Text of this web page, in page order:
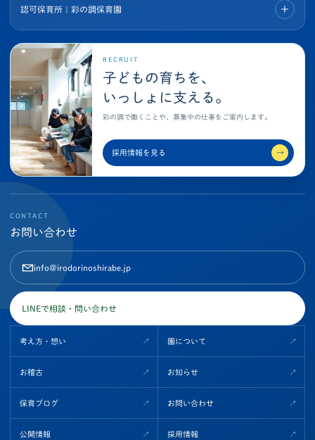
認可保育所｜彩の調保育園
RECRUIT
子どもの育ちを、
いっしょに支える。
彩の調で働くことや、募集中の仕事をご案内します。
採用情報を見る →
CONTACT
お問い合わせ
info@irodorinoshirabe.jp
LINEで相談・問い合わせ
考え方・想い 園について
お稽古 お知らせ
保育ブログ お問い合わせ
公開情報 採用情報